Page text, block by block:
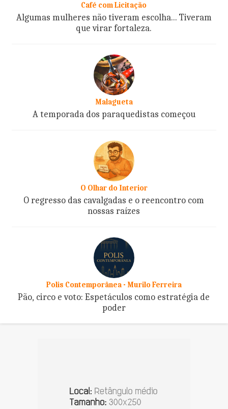
Café com Licitação
Algumas mulheres não tiveram escolha... Tiveram
que virar fortaleza.
Malagueta
A temporada dos paraquedistas começou
O Olhar do Interior
O regresso das cavalgadas e o reencontro com
nossas raízes
Polis Contemporânea - Murilo Ferreira
Pão, circo e voto: Espetáculos como estratégia de
poder